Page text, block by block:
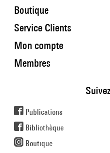
Boutique
Service Clients
Mon compte
Membres
Publications
Bibliothèque
Boutique